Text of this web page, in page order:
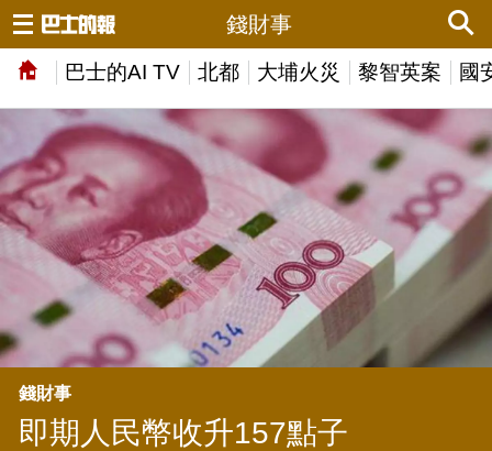
巴士的AI TV 北都 大埔火災 黎智英案 國
錢財事
錢財事
即期人民幣收升157點子